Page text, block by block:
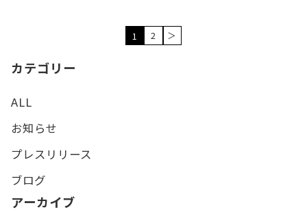
1 2 ＞
カテゴリー
ALL
お知らせ
プレスリリース
ブログ
アーカイブ